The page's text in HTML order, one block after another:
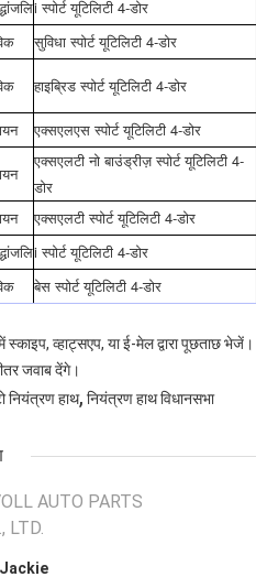
i स्पोर्ट यूटिलिटी 4-डोर
सुविधा स्पोर्ट यूटिलिटी 4-डोर
हाइब्रिड स्पोर्ट यूटिलिटी 4-डोर
एक्सएलएस स्पोर्ट यूटिलिटी 4-डोर
एक्सएलटी नो बाउंड्रीज़ स्पोर्ट यूटिलिटी 4-
डोर
एक्सएलटी स्पोर्ट यूटिलिटी 4-डोर
i स्पोर्ट यूटिलिटी 4-डोर
बेस स्पोर्ट यूटिलिटी 4-डोर
व्हाट्सएप, या ई-मेल द्वारा पूछताछ भेजें।
जवाब देंगे।
नियंत्रण हाथ, नियंत्रण हाथ विधानसभा
AUTO PARTS
LTD.
Jackie